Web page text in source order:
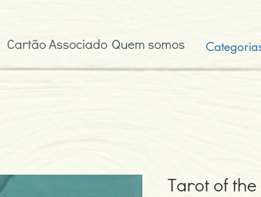
Cartão Associado Quem somos
Tarot of the